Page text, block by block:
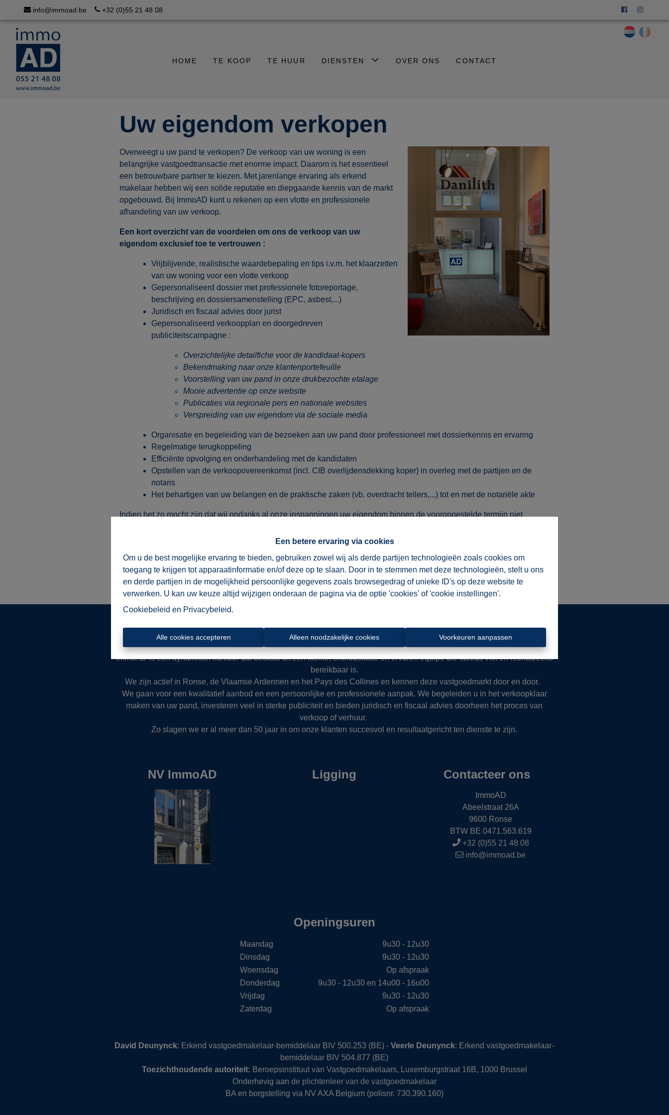
Een betere ervaring via cookies
Om u de best mogelijke ervaring te bieden, gebruiken zowel wij als derde partijen technologieën zoals cookies om
toegang te krijgen tot apparaatinformatie en/of deze op te slaan. Door in te stemmen met deze technologieën, stelt u ons
en derde partijen in de mogelijkheid persoonlijke gegevens zoals browsegedrag of unieke ID's op deze website te
verwerken. U kan uw keuze altijd wijzigen onderaan de pagina via de optie 'cookies' of 'cookie instellingen'.
Cookiebeleid en Privacybeleid.
Alle cookies accepteren Alleen noodzakelijke cookies Voorkeuren aanpassen
info@immoad.be +32 (0)55 21 48 08
HOME TE KOOP TE HUUR DIENSTEN OVER ONS CONTACT
Uw eigendom verkopen
Overweegt u uw pand te verkopen? De verkoop van uw woning is een
belangrijke vastgoedtransactie met enorme impact. Daarom is het essentieel
een betrouwbare partner te kiezen. Met jarenlange ervaring als erkend
makelaar hebben wij een solide reputatie en diepgaande kennis van de markt
opgebouwd. Bij ImmoAD kunt u rekenen op een vlotte en professionele
afhandeling van uw verkoop.
Een kort overzicht van de voordelen om ons de verkoop van uw
eigendom exclusief toe te vertrouwen :
Vrijblijvende, realistische waardebepaling en tips i.v.m. het klaarzetten
van uw woning voor een vlotte verkoop
Gepersonaliseerd dossier met professionele fotoreportage,
beschrijving en dossiersamenstelling (EPC, asbest,...)
Juridisch en fiscaal advies door jurist
Gepersonaliseerd verkoopplan en doorgedreven
publiciteitscampagne :
Overzichtelijke detailfiche voor de kandidaat-kopers
Bekendmaking naar onze klantenportefeuille
Voorstelling van uw pand in onze drukbezochte etalage
Mooie advertentie op onze website
Publicaties via regionale pers en nationale websites
Verspreiding van uw eigendom via de sociale media
Organisatie en begeleiding van de bezoeken aan uw pand door professioneel met dossierkennis en ervaring
Regelmatige terugkoppeling
Efficiënte opvolging en onderhandeling met de kandidaten
Opstellen van de verkoopovereenkomst (incl. CIB overlijdensdekking koper) in overleg met de partijen en de
notaris
Het behartigen van uw belangen en de praktische zaken (vb. overdracht tellers,...) tot en met de notariële akte
Indien het zo mocht zijn dat wij ondanks al onze inspanningen uw eigendom binnen de vooropgestelde termijn niet
Contacteer ons voor meer info
ImmoAD is een dynamisch kantoor dat bestaat uit een kleine, enthousiaste en ervaren equipe die steeds vlot en rechtstreeks
bereikbaar is.
We zijn actief in Ronse, de Vlaamse Ardennen en het Pays des Collines en kennen deze vastgoedmarkt door en door.
We gaan voor een kwalitatief aanbod en een persoonlijke en professionele aanpak. We begeleiden u in het verkoopklaar
maken van uw pand, investeren veel in sterke publiciteit en bieden juridisch en fiscaal advies doorheen het proces van
verkoop of verhuur.
Zo slagen we er al meer dan 50 jaar in om onze klanten succesvol en resultaatgericht ten dienste te zijn.
NV ImmoAD Ligging Contacteer ons
ImmoAD
Abeelstraat 26A
9600 Ronse
BTW BE 0471.563.619
+32 (0)55 21 48 08
info@immoad.be
Openingsuren
Maandag
9u30 - 12u30
Dinsdag
9u30 - 12u30
Woensdag
Op afspraak
Donderdag
9u30 - 12u30 en 14u00 - 16u00
Vrijdag
9u30 - 12u30
Zaterdag
Op afspraak
David Deunynck: Erkend vastgoedmakelaar-bemiddelaar BIV 500.253 (BE) -Veerle Deunynck: Erkend vastgoedmakelaar-
bemiddelaar BIV 504.877 (BE)
Toezichthoudende autoriteit: Beroepsinstituut van Vastgoedmakelaars, Luxemburgstraat 16B, 1000 Brussel
Onderhevig aan de plichtenleer van de vastgoedmakelaar
BA en borgstelling via NV AXA Belgium (polisnr. 730.390.160)